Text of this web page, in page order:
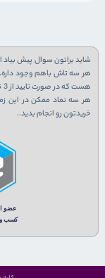
شاید براتون سوال پیش بیاد
هر سه تاش باهم وجود داره.
هر سه نماد ممکن در این
خریدتون رو انجام بدید..